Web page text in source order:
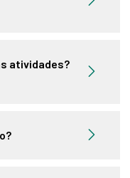
atividades?